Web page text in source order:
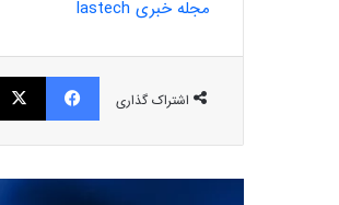
مجله خبری lastech
اشتراک گذاری
فیسبوک